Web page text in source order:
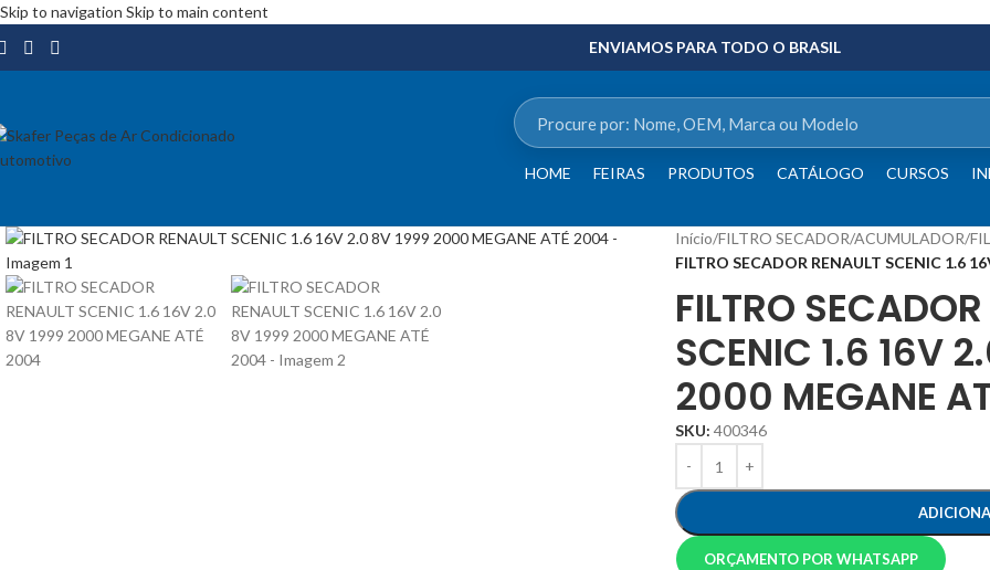
Skip to navigation Skip to main content
ENVIAMOS PARA TODO O BRASIL
HOME FEIRAS PRODUTOS CATÁLOGO CURSOS
Início/FILTRO SECADOR/ACUMULADOR/
FILTRO SECADOR RENAULT SCENIC 1.6
FILTRO
SCENIC 1.6 16V
2000 MEGANE
SKU: 400346
ORÇAMENTO POR WHATSAPP